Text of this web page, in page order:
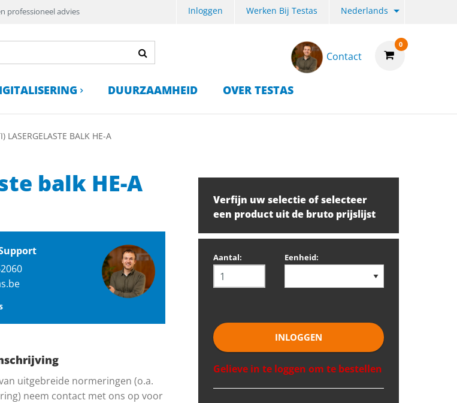
professioneel advies Inloggen Werken Bij Testas Nederlands
0
Contact
DUURZAAMHEID OVER TESTAS
LASERGELASTE BALK HE-A
balk HE-A
uitgebreide normeringen (o.a.
neem contact met ons op voor
Verfijn uw selectie of selecteer
een product uit de bruto prijslijst
Aantal: Eenheid:
INLOGGEN
Gelieve in te loggen om te bestellen